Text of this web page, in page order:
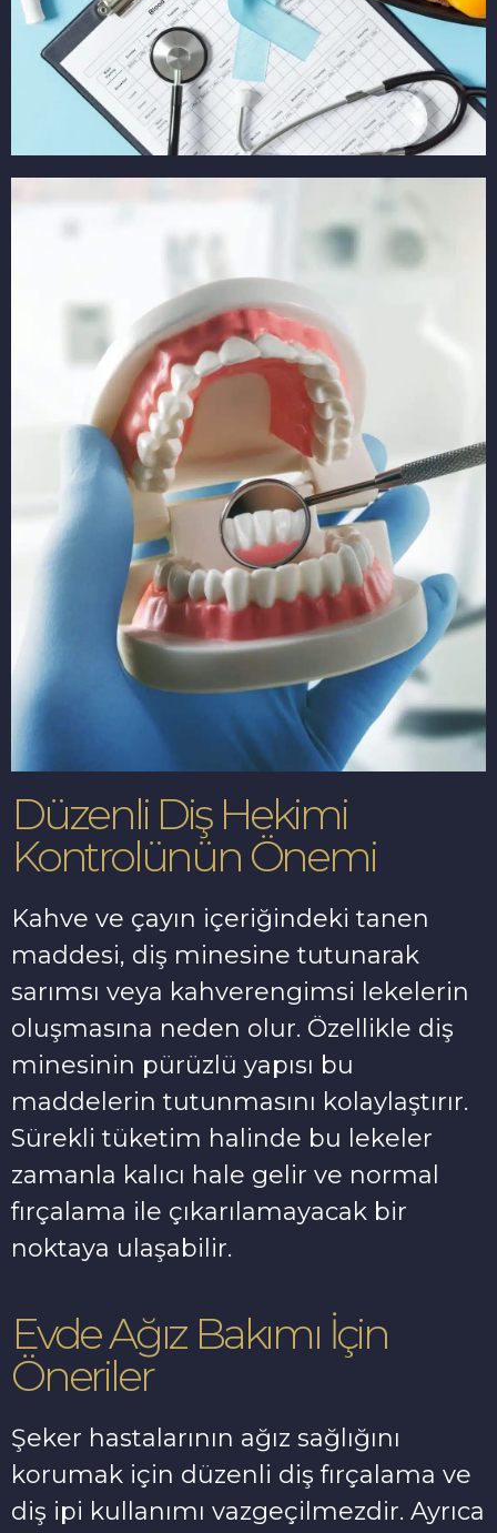
Düzenli Diş Hekimi
Kontrolünün Önemi
Kahve ve çayın içeriğindeki tanen
maddesi, diş minesine tutunarak
sarımsı veya kahverengimsi lekelerin
oluşmasına neden olur. Özellikle diş
minesinin pürüzlü yapısı bu
maddelerin tutunmasını kolaylaştırır.
Sürekli tüketim halinde bu lekeler
zamanla kalıcı hale gelir ve normal
fırçalama ile çıkarılamayacak bir
noktaya ulaşabilir.
Evde Ağız Bakımı İçin
Öneriler
Şeker hastalarının ağız sağlığını
korumak için düzenli diş fırçalama ve
diş ipi kullanımı vazgeçilmezdir. Ayrıca